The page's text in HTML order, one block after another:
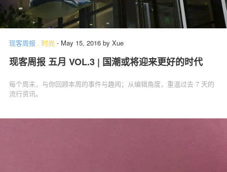
现客周报 . 时尚 - May 15, 2016 by Xue
现客周报 五月 VOL.3 | 国潮或将迎来更好的时代
每个周末，与你回顾本周的事件与趣闻；从编辑角度，重温过去 7 天的
流行资讯。